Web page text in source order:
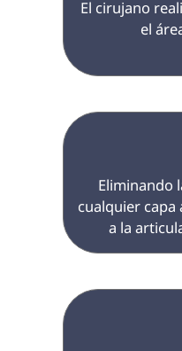
el
cualquier
a la